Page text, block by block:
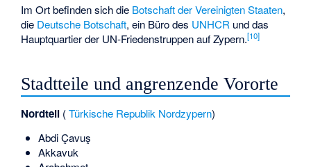
Im Ort befinden sich die Botschaft der Vereinigten Staaten,
die Deutsche Botschaft, ein Büro des UNHCR und das
Hauptquartier der UN-Friedenstruppen auf Zypern.[10]
Stadtteile und angrenzende Vororte
Nordteil ( Türkische Republik Nordzypern)
Abdi Çavuş
Akkavuk